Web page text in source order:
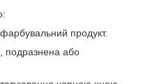
продукт.
подразнена або